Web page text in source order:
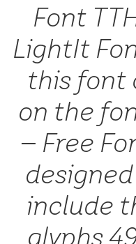
Font
LightIt
this font
on the
– Free
include
glyphs